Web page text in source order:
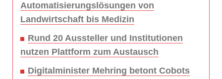
Automatisierungslösungen von
Landwirtschaft bis Medizin
Rund 20 Aussteller und Institutionen
nutzen Plattform zum Austausch
Digitalminister Mehring betont Cobots